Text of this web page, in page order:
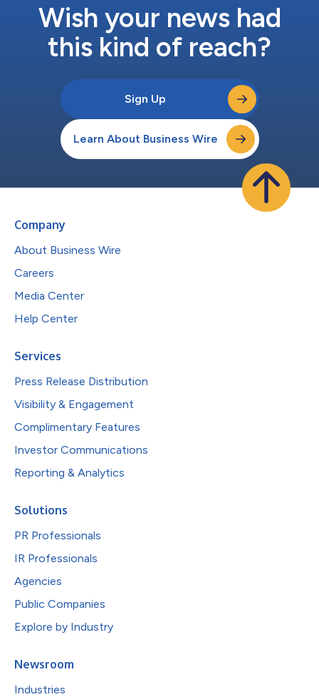
Wish your news had
this kind of reach?
Sign Up
Learn About Business Wire
Company
About Business Wire
Careers
Media Center
Help Center
Services
Press Release Distribution
Visibility & Engagement
Complimentary Features
Investor Communications
Reporting & Analytics
Solutions
PR Professionals
IR Professionals
Agencies
Public Companies
Explore by Industry
Newsroom
Industries